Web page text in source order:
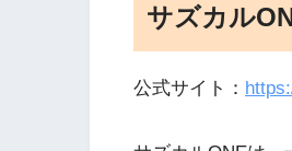
サズカル
公式サイト：